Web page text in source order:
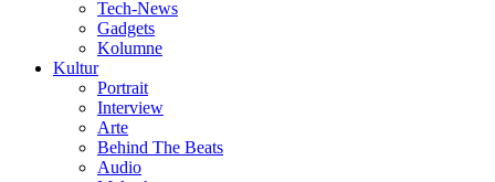
Tech-News
Gadgets
Kolumne
Kultur
Portrait
Interview
Arte
Behind The Beats
Audio